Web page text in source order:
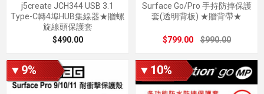
j5create JCH344 USB 3.1
Type-C轉4埠HUB集線器★贈螺
旋線頭保護套
$490.00
Surface Go/Pro 手持防摔保護
套(透明背板) ★贈背帶★
$799.00 $990.00
▼9% ▼10%